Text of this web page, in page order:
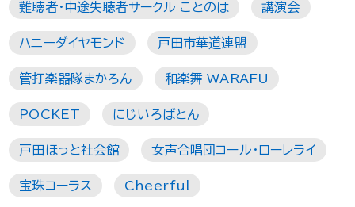
難聴者・中途失聴者サークル ことのは 講演会
ハニーダイヤモンド 戸田市華道連盟
管打楽器隊まかろん 和楽舞 WARAFU
POCKET にじいろばとん
戸田ほっと社会館 女声合唱団コール・ローレライ
宝珠コーラス Cheerful